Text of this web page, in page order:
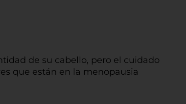
de su cabello, pero el cuidado
que están en la menopausia